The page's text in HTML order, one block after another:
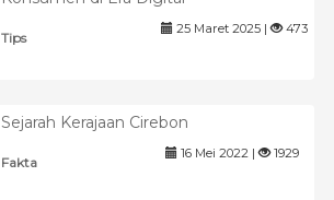
Tips
25 Maret 2025 | 473
Sejarah Kerajaan Cirebon
Fakta
16 Mei 2022 | 1929